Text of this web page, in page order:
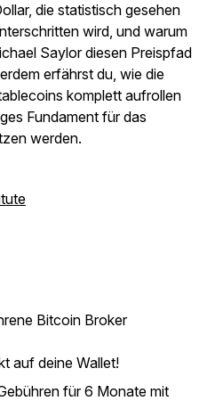
die statistisch gesehen
wird, und warum
Saylor diesen Preispfad
erfährst du, wie die
komplett aufrollen
Fundament für das
werden.
Bitcoin Broker
auf deine Wallet!
für 6 Monate mit